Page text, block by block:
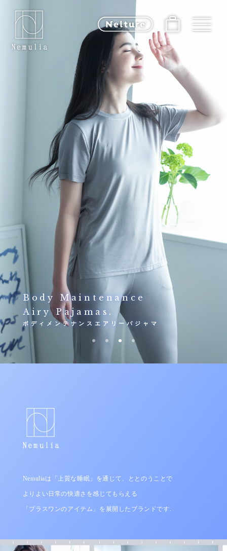
Belly-Wrap
Summer-Pajamas.
腹巻きサマーパジャマ
Cool Stretch Pajamas.
クールストレッチパジャマ
Body Maintenance
Airy Pajamas.
ボディメンテナンスエアリーパジャマ
Cool Hybrid
Comforter&Bed Pad.
クールハイブリット肌掛け布団&敷パッド
Nemuliaは「上質な睡眠」を通じて、ととのうことで
よりよい日常の快適さを感じてもらえる
「プラスワンのアイテム」を展開したブランドです.